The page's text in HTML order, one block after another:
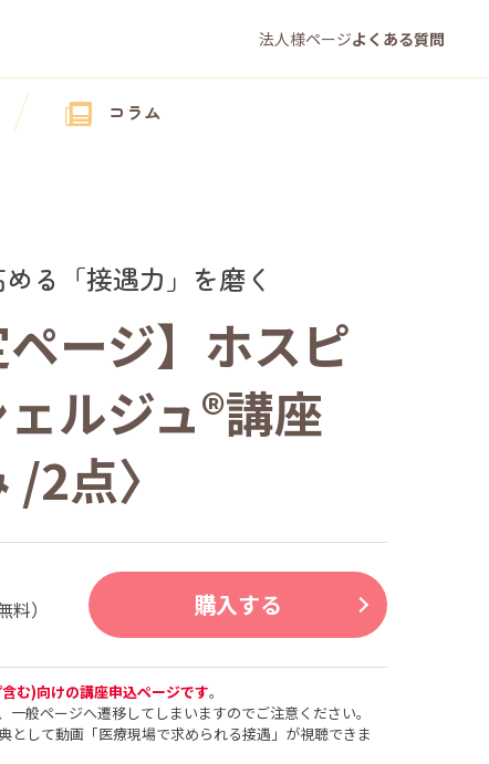
法人様ページよくある質問
コラム
る「接遇力」を磨く
ページ】ホスピ
ルジュ®講座
/2点〉
料） 購入する
む)向けの講座申込ページです。
般ページへ遷移してしまいますのでご注意ください。
して動画「医療現場で求められる接遇」が視聴できま